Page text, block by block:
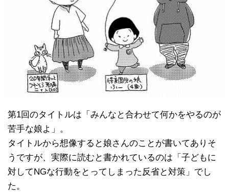
第1回のタイトルは「みんなと合わせて何かをやるのが
苦手な娘よ」。
タイトルから想像すると娘さんのことが書いてありそ
うですが、実際に読むと書かれているのは「子どもに
対してNGな行動をとってしまった反省と対策」でし
た。